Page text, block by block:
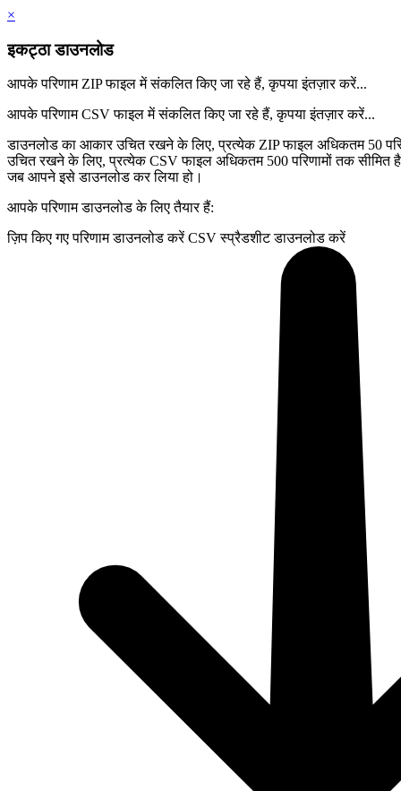
×
इकट्ठा डाउनलोड
आपके परिणाम ZIP फाइल में संकलित किए जा रहे हैं, कृपया इंतज़ार करें...
आपके परिणाम CSV फाइल में संकलित किए जा रहे हैं, कृपया इंतज़ार करें...
डाउनलोड का आकार उचित रखने के लिए, प्रत्येक ZIP फाइल अधिकतम 50
उचित रखने के लिए, प्रत्येक CSV फाइल अधिकतम 500 परिणामों तक सीमित
जब आपने इसे डाउनलोड कर लिया हो।
आपके परिणाम डाउनलोड के लिए तैयार हैं:
ज़िप किए गए परिणाम डाउनलोड करेंCSV स्प्रैडशीट डाउनलोड करें